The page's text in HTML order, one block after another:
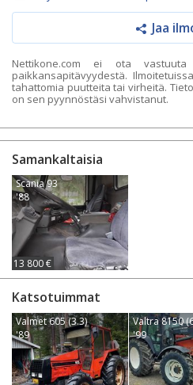
Jaa
Nettikone.com ei ota
paikkansapitävyydestä.
tahattomia puutteita tai virheitä.
on sen pyynnöstäsi vahvistanut.
Samankaltaisia
Scania 93
'88
13 800 €
Katsotuimmat
Valmet 605 (3.3)
'89
Valtra 8150
'99